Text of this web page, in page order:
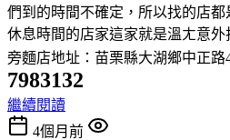
們到的時間不確定，所以找的店
休息時間的店家這家就是溫ㄤ意
旁麵店地址：苗栗縣大湖鄉中正路
7983132
繼續閱讀
4個月前